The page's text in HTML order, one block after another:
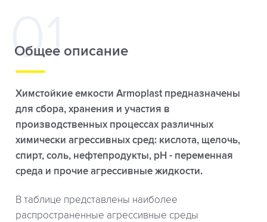
Общее описание
Химстойкие емкости Armoplast предназначены
для сбора, хранения и участия в
производственных процессах различных
химически агрессивных сред: кислота, щелочь,
спирт, соль, нефтепродукты, рН - переменная
среда и прочие агрессивные жидкости.
В таблице представлены наиболее
распространенные агрессивные среды